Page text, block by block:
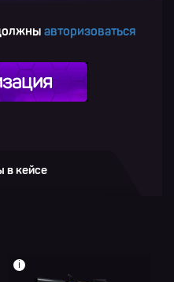
авторизоваться
в кейсе
i